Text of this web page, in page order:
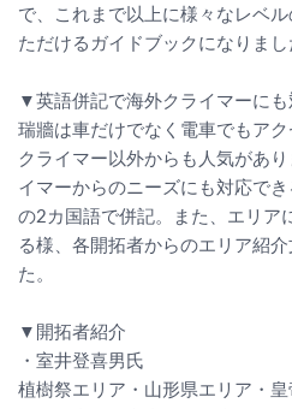
で、これまで以上に様々なレベ
ただけるガイドブックになりまし
▼英語併記で海外クライマーにも
瑞牆は車だけでなく電車でもア
クライマー以外からも人気があ
イマーからのニーズにも対応で
の2カ国語で併記。また、エリア
る様、各開拓者からのエリア紹
た。
▼開拓者紹介
・室井登喜男氏
植樹祭エリア・山形県エリア・